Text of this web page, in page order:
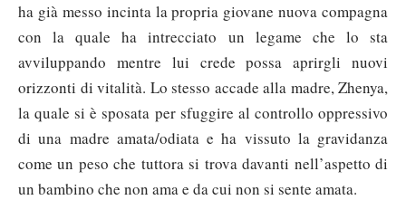
ha già messo incinta la propria giovane nuova compagna
con la quale ha intrecciato un legame che lo sta
avviluppando mentre lui crede possa aprirgli nuovi
orizzonti di vitalità. Lo stesso accade alla madre, Zhenya,
la quale si è sposata per sfuggire al controllo oppressivo
di una madre amata/odiata e ha vissuto la gravidanza
come un peso che tuttora si trova davanti nell’aspetto di
un bambino che non ama e da cui non si sente amata.